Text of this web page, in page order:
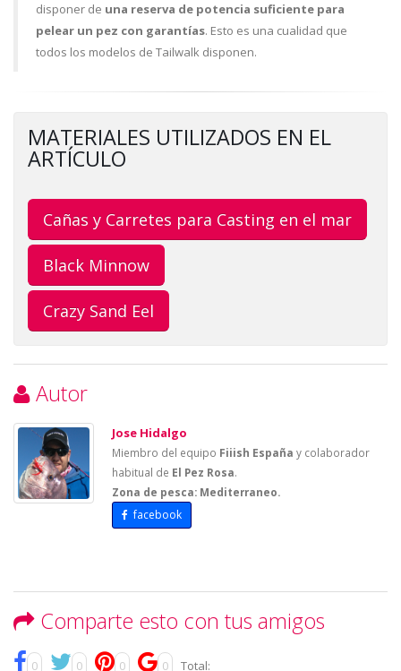
disponer de una reserva de potencia suficiente para
pelear un pez con garantías. Esto es una cualidad que
todos los modelos de Tailwalk disponen.
MATERIALES UTILIZADOS EN EL
ARTÍCULO
Cañas y Carretes para Casting en el mar
Black Minnow
Crazy Sand Eel
Autor
Jose Hidalgo
Miembro del equipo Fiiish España y colaborador
habitual de El Pez Rosa.
Zona de pesca: Mediterraneo.
facebook
Comparte esto con tus amigos
0 0 0 0 Total: